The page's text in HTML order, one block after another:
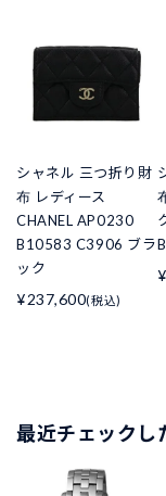
シャネル 三つ折り財
布 レディース
CHANEL AP0230
B10583 C3906 ブラ
ック
¥237,600(税込)
最近チェックし